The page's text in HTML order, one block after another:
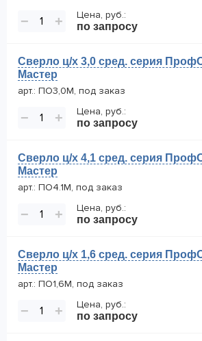
− +
Цена, руб.:
по запросу
Сверло ц/х 3,0 сред. серия
Мастер
арт.: ПО3,0М, под заказ
− +
Цена, руб.:
по запросу
Сверло ц/х 4,1 сред. серия
Мастер
арт.: ПО4.1М, под заказ
− +
Цена, руб.:
по запросу
Сверло ц/х 1,6 сред. серия
Мастер
арт.: ПО1,6М, под заказ
− +
Цена, руб.:
по запросу